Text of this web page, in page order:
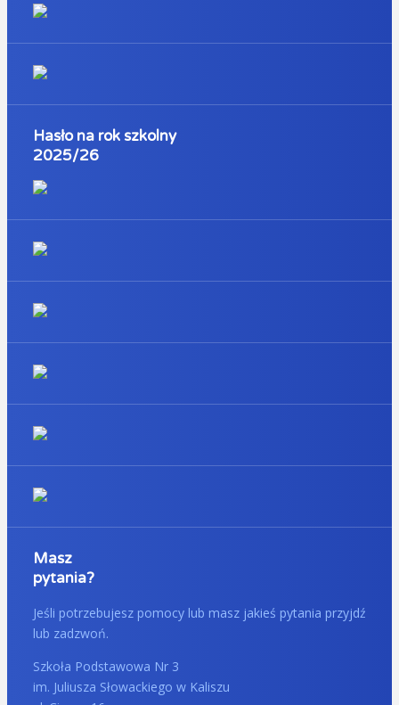
Hasło na rok szkolny
2025/26
Masz
pytania?
Jeśli potrzebujesz pomocy lub masz jakieś pytania przyjdź
lub zadzwoń.
Szkoła Podstawowa Nr 3
im. Juliusza Słowackiego w Kaliszu